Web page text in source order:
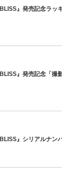
』発売記念ラッ
』発売記念「撮
』シリアルナン